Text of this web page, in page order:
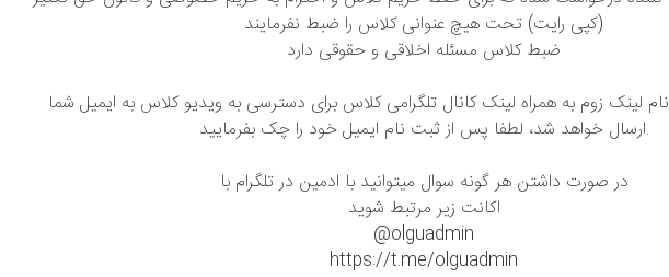
(کپی رایت) تحت هیچ عنوانی کلاس را ضبط نفرمایند
ضبط کلاس مسئله اخلاقی و حقوقی دارد
لینک زوم به همراه لینک کانال تلگرامی کلاس برای دسترسی به ویدیو کلاس به ایمیل شما
ارسال خواهد شد، لطفا پس از ثبت نام ایمیل خود را چک بفرمایید.
در صورت داشتن هر گونه سوال میتوانید با ادمین در تلگرام با
اکانت زیر مرتبط شوید
@olguadmin
https://t.me/olguadmin